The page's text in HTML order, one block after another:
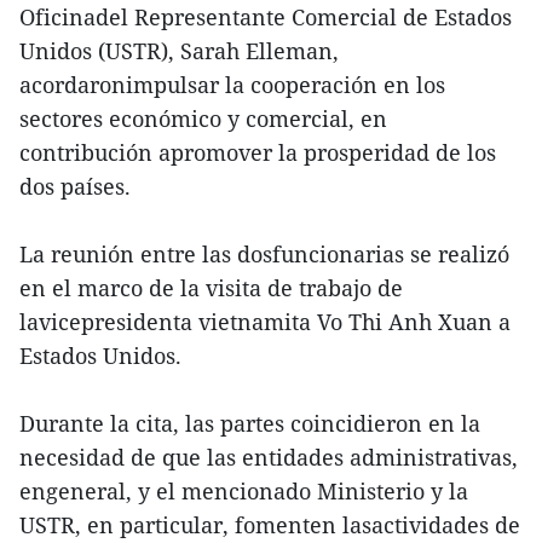
Oficinadel Representante Comercial de Estados
Unidos (USTR), Sarah Elleman,
acordaronimpulsar la cooperación en los
sectores económico y comercial, en
contribución apromover la prosperidad de los
dos países.
La reunión entre las dosfuncionarias se realizó
en el marco de la visita de trabajo de
lavicepresidenta vietnamita Vo Thi Anh Xuan a
Estados Unidos.
Durante la cita, las partes coincidieron en la
necesidad de que las entidades administrativas,
engeneral, y el mencionado Ministerio y la
USTR, en particular, fomenten lasactividades de